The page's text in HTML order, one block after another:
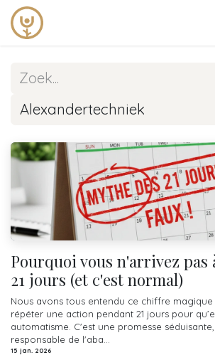
Overslaan naar inhoud
Alexandertechniek
Pourquoi vous n'arrivez pas
21 jours (et c'est normal)
Nous avons tous entendu ce chiffre
répéter une action pendant 21 jours pour
automatisme. C'est une promesse
responsable de l'aba...
15 jan. 2026